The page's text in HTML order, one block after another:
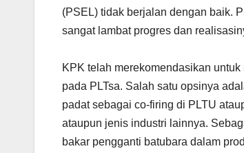
(PSEL) tidak berjalan dengan baik.
sangat lambat progres dan
KPK telah merekomendasikan
pada PLTsa. Salah satu opsinya
padat sebagai co-firing di PLTU
ataupun jenis industri lainnya.
bakar pengganti batubara dalam